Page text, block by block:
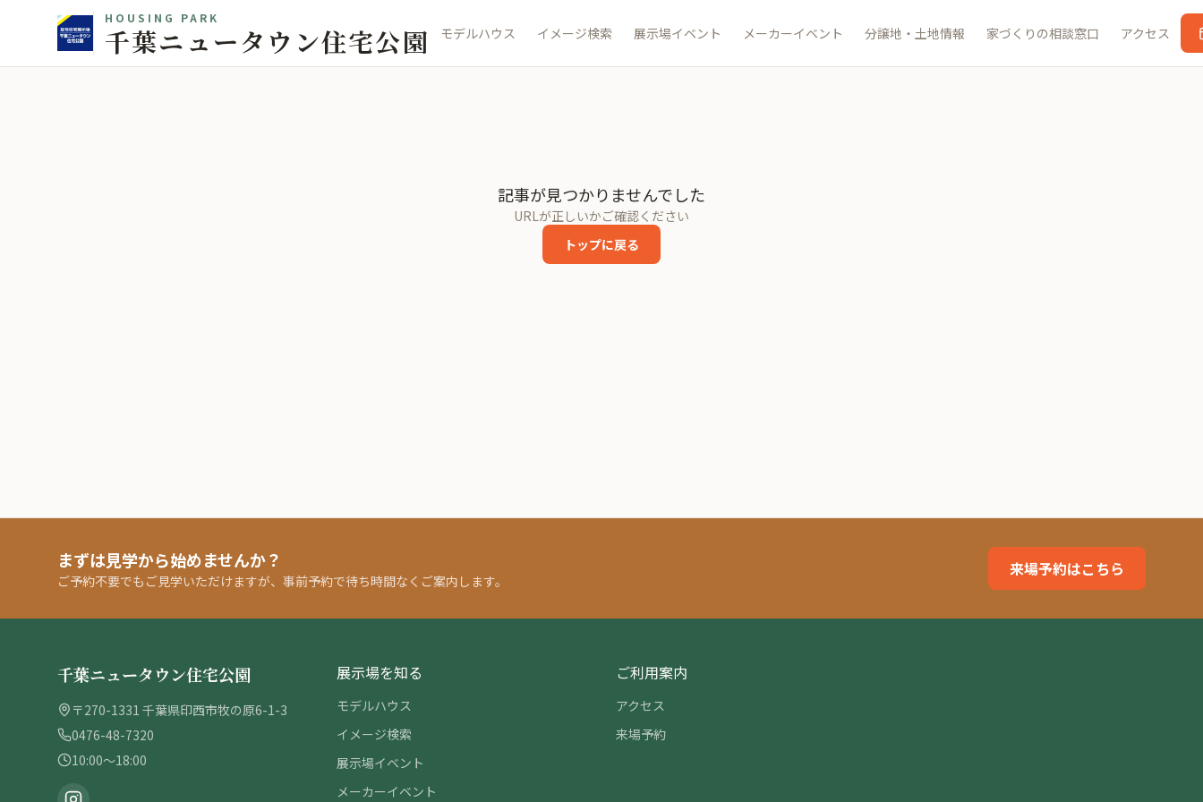
HOUSING PARK
千葉ニュータウン住宅公園 モデルハウス イメージ検索 展示場イベント メーカーイベント 分譲地・土地情報 家づくりの相談窓口 アクセス
記事が見つかりませんでした
URLが正しいかご確認ください
トップに戻る
まずは見学から始めませんか？
ご予約不要でもご見学いただけますが、事前予約で待ち時間なくご案内します。
来場予約はこちら
千葉ニュータウン住宅公園
〒270-1331 千葉県印西市牧の原6-1-3
0476-48-7320
10:00〜18:00
展示場を知る
モデルハウス
イメージ検索
展示場イベント
メーカーイベント
ご利用案内
アクセス
来場予約